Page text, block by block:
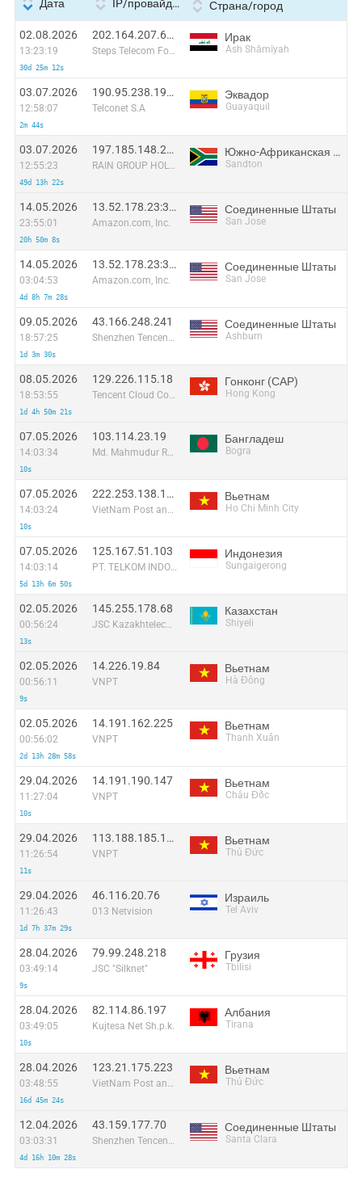
Дата IP/провайдер Страна/город
02.08.2026
13:23:19
30d 25m 12s
202.164.207.67:17631
Steps Telecom For Internet Ltd.
Ирак
Ash Shāmīyah
03.07.2026
12:58:07
2m 44s
190.95.238.194:41760
Telconet S.A
Эквадор
Guayaquil
03.07.2026
12:55:23
49d 13h 22s
197.185.148.27:62500
RAIN GROUP HOLDINGS (PTY) LTD
Южно-Африканская Республика
Sandton
14.05.2026
23:55:01
20h 50m 8s
13.52.178.23:38232
Amazon.com, Inc.
Соединенные Штаты
San Jose
14.05.2026
03:04:53
4d 8h 7m 28s
13.52.178.23:39494
Amazon.com, Inc.
Соединенные Штаты
San Jose
09.05.2026
18:57:25
1d 3m 30s
43.166.248.241
Shenzhen Tencent Computer Systems Company Limited
Соединенные Штаты
Ashburn
08.05.2026
18:53:55
1d 4h 50m 21s
129.226.115.18
Tencent Cloud Computing (Beijing) Co
Гонконг (САР)
Hong Kong
07.05.2026
14:03:34
10s
103.114.23.19
Md. Mahmudur Rahman
Бангладеш
Bogra
07.05.2026
14:03:24
10s
222.253.138.118
VietNam Post and Telecom Corporation
Вьетнам
Ho Chi Minh City
07.05.2026
14:03:14
5d 13h 6m 50s
125.167.51.103
PT. TELKOM INDONESIA
Индонезия
Sungaigerong
02.05.2026
00:56:24
13s
145.255.178.68
JSC Kazakhtelecom
Казахстан
Shiyeli
02.05.2026
00:56:11
9s
14.226.19.84
VNPT
Вьетнам
Hà Đông
02.05.2026
00:56:02
2d 13h 28m 58s
14.191.162.225
VNPT
Вьетнам
Thanh Xuân
29.04.2026
11:27:04
10s
14.191.190.147
VNPT
Вьетнам
Châu Đốc
29.04.2026
11:26:54
11s
113.188.185.123
VNPT
Вьетнам
Thủ Đức
29.04.2026
11:26:43
1d 7h 37m 29s
46.116.20.76
013 Netvision
Израиль
Tel Aviv
28.04.2026
03:49:14
9s
79.99.248.218
JSC "Silknet"
Грузия
Tbilisi
28.04.2026
03:49:05
10s
82.114.86.197
Kujtesa Net Sh.p.k.
Албания
Tirana
28.04.2026
03:48:55
16d 45m 24s
123.21.175.223
VietNam Post and Telecom Corporation
Вьетнам
Thủ Đức
12.04.2026
03:03:31
4d 16h 10m 28s
43.159.177.70
Shenzhen Tencent Computer Systems Company Limited
Соединенные Штаты
Santa Clara